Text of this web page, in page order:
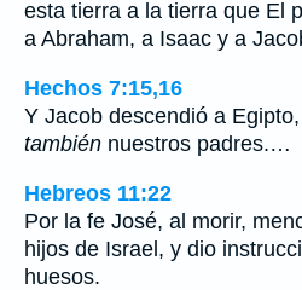
esta tierra a la tierra que El
a Abraham, a Isaac y a
Hechos 7:15,16
Y Jacob descendió a
también nuestros padres.…
Hebreos 11:22
Por la fe José, al morir,
hijos de Israel, y dio
huesos.